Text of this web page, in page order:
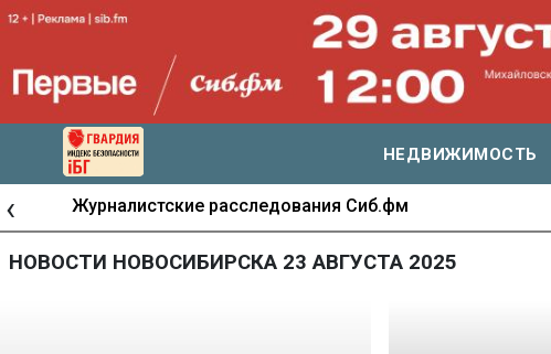
НЕДВИЖИМОСТЬ
Журналистские расследования Сиб.фм
‹
НОВОСТИ НОВОСИБИРСКА 23 АВГУСТА 2025